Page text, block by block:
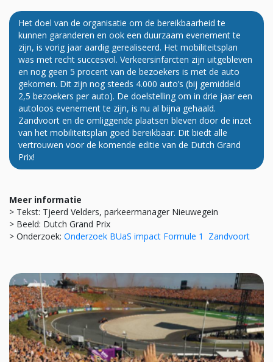
Het doel van de organisatie om de bereikbaarheid te
kunnen garanderen en ook een duurzaam evenement te
zijn, is vorig jaar aardig gerealiseerd. Het mobiliteitsplan
was met recht succesvol. Verkeersinfarcten zijn uitgebleven
en nog geen 5 procent van de bezoekers is met de auto
gekomen. Dit zijn nog steeds 4.000 auto’s (bij gemiddeld
2,5 bezoekers per auto). De doelstelling om in drie jaar een
autoloos evenement te zijn, is nu al bijna gehaald.
Zandvoort en de omliggende plaatsen bleven door de inzet
van het mobiliteitsplan goed bereikbaar. Dit biedt alle
vertrouwen voor de komende editie van de Dutch Grand
Prix!
Meer informatie
> Tekst: Tjeerd Velders, parkeermanager Nieuwegein
> Beeld: Dutch Grand Prix
> Onderzoek: Onderzoek BUaS impact Formule 1 Zandvoort